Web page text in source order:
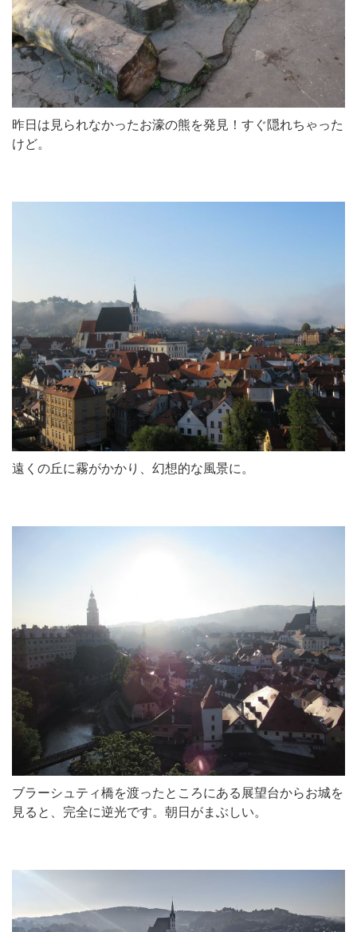
昨日は見られなかったお濠の熊を発見！すぐ隠れちゃった
けど。
遠くの丘に霧がかかり、幻想的な風景に。
ブラーシュティ橋を渡ったところにある展望台からお城を
見ると、完全に逆光です。朝日がまぶしい。